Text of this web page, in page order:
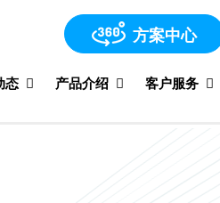
方案中心
态 产品介绍 客户服务